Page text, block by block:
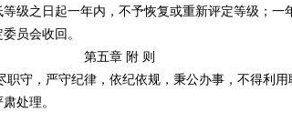
之日起一年内，不予恢复或重新评定等级；一
员会收回。
第五章 附 则
，严守纪律，依纪依规，秉公办事，不得利
处理。